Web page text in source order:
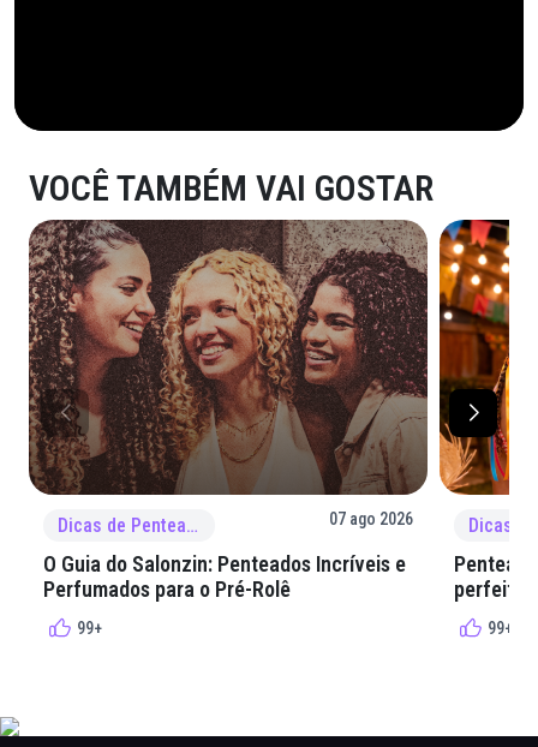
VOCÊ TAMBÉM VAI GOSTAR
Dicas de Penteado 07 ago 2026
O Guia do Salonzin: Penteados Incríveis e
Perfumados para o Pré-Rolê
99+
perfeita
99+